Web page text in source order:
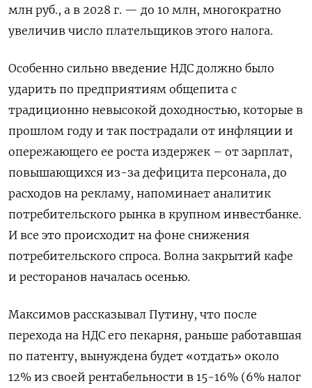
млн руб., а в 2028 г. — до 10 млн, многократно
увеличив число плательщиков этого налога.
Особенно сильно введение НДС должно было
ударить по предприятиям общепита с
традиционно невысокой доходностью, которые в
прошлом году и так пострадали от инфляции и
опережающего ее роста издержек – от зарплат,
повышающихся из-за дефицита персонала, до
расходов на рекламу, напоминает аналитик
потребительского рынка в крупном инвестбанке.
И все это происходит на фоне снижения
потребительского спроса. Волна закрытий кафе
и ресторанов началась осенью.
Максимов рассказывал Путину, что после
перехода на НДС его пекарня, раньше работавшая
по патенту, вынуждена будет «отдать» около
12% из своей рентабельности в 15-16% (6% налог